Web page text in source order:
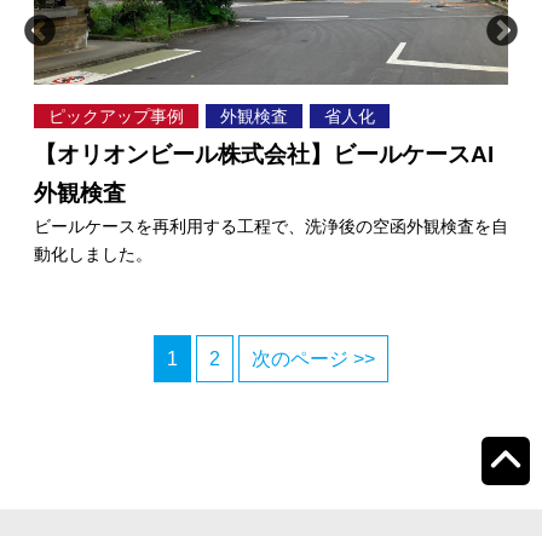
ピックアップ事例 外観検査 省人化
【オリオンビール株式会社】ビールケースAI
外観検査
ビールケースを再利用する工程で、洗浄後の空函外観検査を自
動化しました。
1 2 次のページ >>